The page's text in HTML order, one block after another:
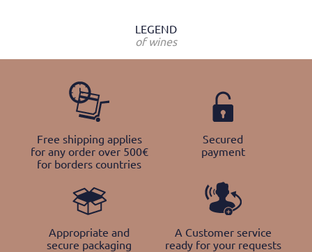
LEGEND
of wines
Free shipping applies
for any order over 500€
for borders countries
Secured
payment
Appropriate and
secure packaging
A Customer service
ready for your requests